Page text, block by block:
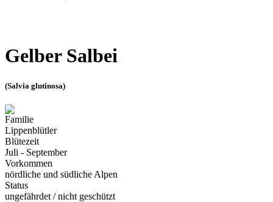
Gelber Salbei
(Salvia glutinosa)
Familie
Lippenblütler
Blütezeit
Juli - September
Vorkommen
nördliche und südliche Alpen
Status
ungefährdet / nicht geschützt